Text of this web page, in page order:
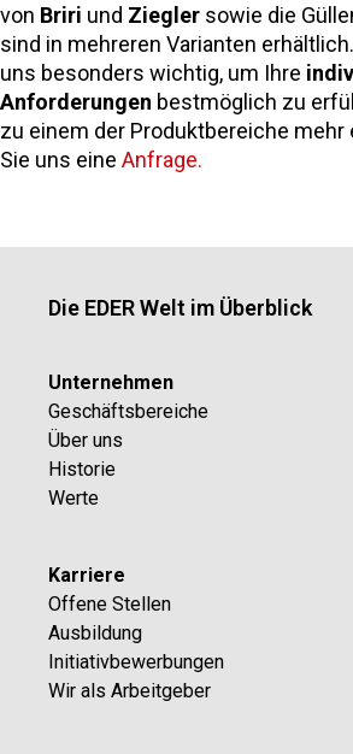
von Briri und Ziegler sowie die
sind in mehreren Varianten
uns besonders wichtig, um Ihre
Anforderungen bestmöglich zu
zu einem der Produktbereiche mehr
Sie uns eine Anfrage.
Die EDER Welt im Überblick
Unternehmen
Geschäftsbereiche
Über uns
Historie
Werte
Karriere
Offene Stellen
Ausbildung
Initiativbewerbungen
Wir als Arbeitgeber